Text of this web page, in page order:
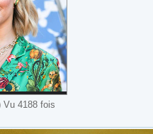
Vu 4188 fois